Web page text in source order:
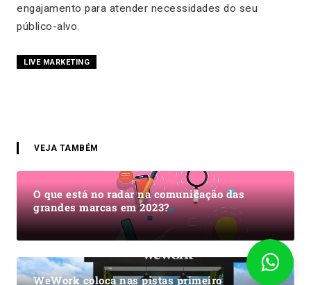
engajamento para atender necessidades do seu
público-alvo.
LIVE MARKETING
VEJA TAMBÉM
O que está no radar na comunicação das
grandes marcas em 2023?
WeWork coloca nas pistas primeiro